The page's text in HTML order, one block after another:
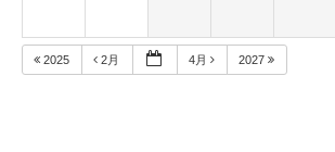
2025 2月 4月 2027